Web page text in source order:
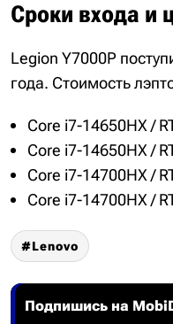
Сроки входа и
Legion Y7000P
года. Стоимость
Core i7-14650HX /
Core i7-14650HX /
Core i7-14700HX /
Core i7-14700HX /
Lenovo
Подпишись на